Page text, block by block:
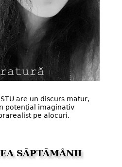
are un discurs matur,
potențial imaginativ
pe alocuri.
SĂPTĂMÂNII